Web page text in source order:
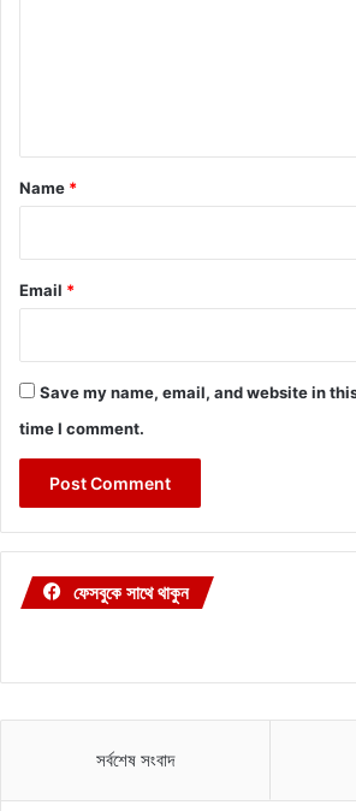
*
Name *
Email *
Save my name, email, and website in
time I comment.
ফেসবুকে সাথে থাকুন
সর্বশেষ সংবাদ